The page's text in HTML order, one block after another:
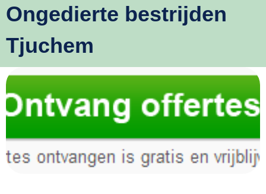
Ongedierte bestrijden
Tjuchem